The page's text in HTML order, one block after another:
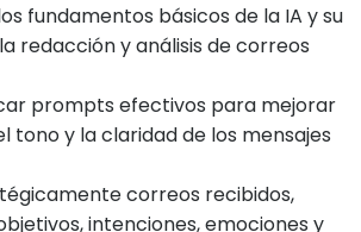
fundamentos básicos de la IA y su
redacción y análisis de correos
prompts efectivos para mejorar
tono y la claridad de los mensajes
correos recibidos,
intenciones, emociones y